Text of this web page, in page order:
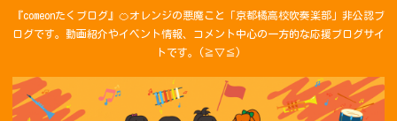
『comeonたくブログ』🍊オレンジの悪魔こと「京都橘高校吹奏楽部」非公認ブ
ログです。動画紹介やイベント情報、コメント中心の一方的な応援ブログサイ
トです。(≧▽≦)